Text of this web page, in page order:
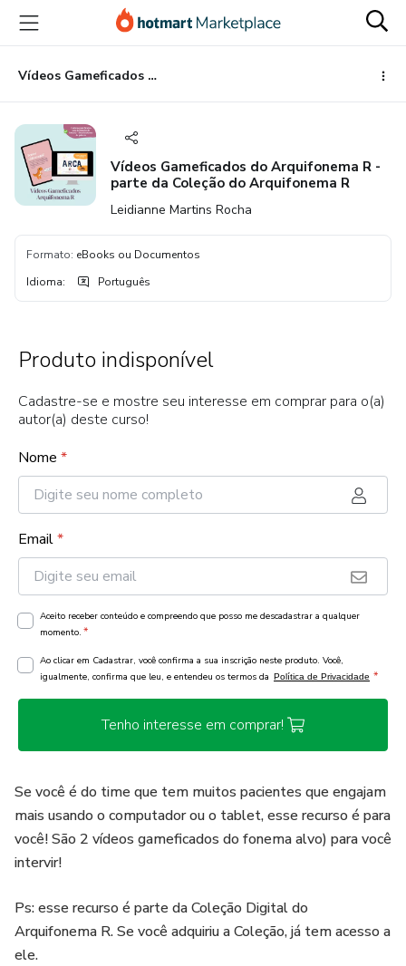
para
conteúdo
principal
para
pagamento
para
rodapé
Vídeos Gameficados do Arquifonema R - parte da Coleção do Arquifonema R
Vídeos Gameficados do Arquifonema R -
parte da Coleção do Arquifonema R
Leidianne Martins Rocha
Formato: eBooks ou Documentos
Idioma: Português
Produto indisponível
Cadastre-se e mostre seu interesse em comprar para o(a)
autor(a) deste curso!
Nome *
Email*
Aceito receber conteúdo e compreendo que posso me descadastrar a qualquer
momento. *
Ao clicar em Cadastrar, você confirma a sua inscrição neste produto. Você,
igualmente, confirma que leu, e entendeu os termos da Política de Privacidade *
Tenho interesse em comprar!
Se você é do time que tem muitos pacientes que engajam
mais usando o computador ou o tablet, esse recurso é para
você! São 2 vídeos gameficados do fonema alvo) para você
intervir!
Ps: esse recurso é parte da Coleção Digital do
Arquifonema R. Se você adquiriu a Coleção, já tem acesso a
ele.